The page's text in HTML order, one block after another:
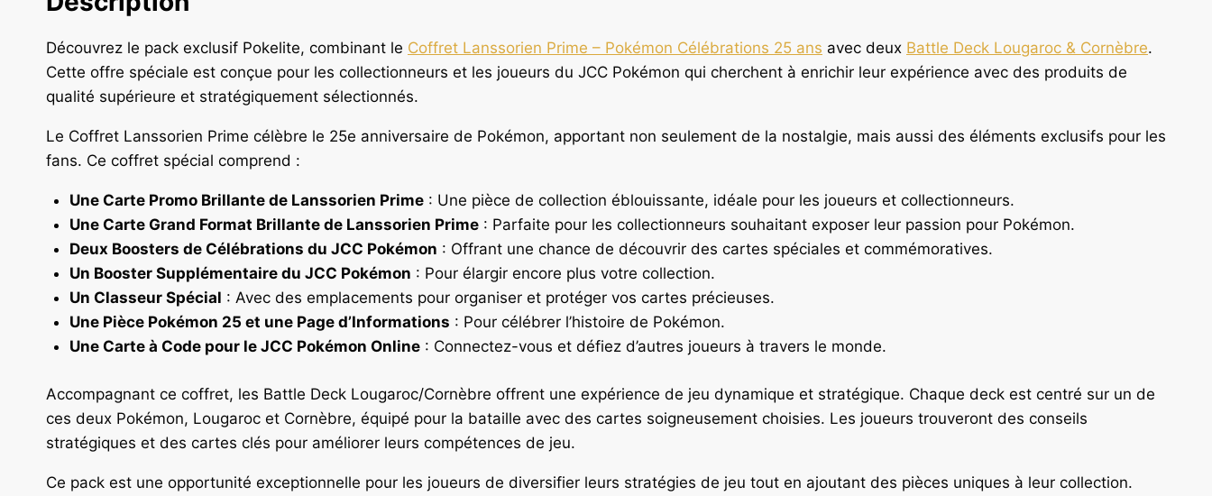
Découvrez le pack exclusif Pokelite, combinant le Coffret Lanssorien Prime – Pokémon Célébrations 25 ans avec deux Battle Deck Lougaroc & Cornèbre.
Cette offre spéciale est conçue pour les collectionneurs et les joueurs du JCC Pokémon qui cherchent à enrichir leur expérience avec des produits de
qualité supérieure et stratégiquement sélectionnés.
Le Coffret Lanssorien Prime célèbre le 25e anniversaire de Pokémon, apportant non seulement de la nostalgie, mais aussi des éléments exclusifs pour les
fans. Ce coffret spécial comprend :
Une Carte Promo Brillante de Lanssorien Prime: Une pièce de collection éblouissante, idéale pour les joueurs et collectionneurs.
Une Carte Grand Format Brillante de Lanssorien Prime: Parfaite pour les collectionneurs souhaitant exposer leur passion pour Pokémon.
Deux Boosters de Célébrations du JCC Pokémon : Offrant une chance de découvrir des cartes spéciales et commémoratives.
Un Booster Supplémentaire du JCC Pokémon : Pour élargir encore plus votre collection.
Un Classeur Spécial : Avec des emplacements pour organiser et protéger vos cartes précieuses.
Une Pièce Pokémon 25 et une Page d’Informations : Pour célébrer l’histoire de Pokémon.
Une Carte à Code pour le JCC Pokémon Online: Connectez-vous et défiez d’autres joueurs à travers le monde.
Accompagnant ce coffret, les Battle Deck Lougaroc/Cornèbre offrent une expérience de jeu dynamique et stratégique. Chaque deck est centré sur un de
ces deux Pokémon, Lougaroc et Cornèbre, équipé pour la bataille avec des cartes soigneusement choisies. Les joueurs trouveront des conseils
stratégiques et des cartes clés pour améliorer leurs compétences de jeu.
Ce pack est une opportunité exceptionnelle pour les joueurs de diversifier leurs stratégies de jeu tout en ajoutant des pièces uniques à leur collection.